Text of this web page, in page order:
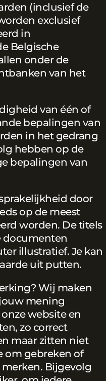
(inclusief de
exclusief
in
Belgische
onder de
van het
van één of
bepalingen van
in het gedrang
hebben op de
bepalingen van
door
op de meest
worden. De titels
documenten
illustratief. Je kan
uit putten.
Wij maken
mening
website en
zo correct
maar zitten niet
om gebreken of
Bijgevolg